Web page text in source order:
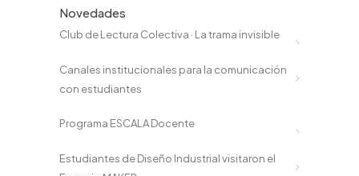
Novedades
Club de Lectura Colectiva · La trama invisible
Canales institucionales para la comunicación
con estudiantes
Programa ESCALA Docente
Estudiantes de Diseño Industrial visitaron el